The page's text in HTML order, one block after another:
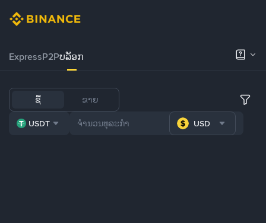
ExpressP2Pບລັອກ
ຊື້ ຂາຍ
USDT USD